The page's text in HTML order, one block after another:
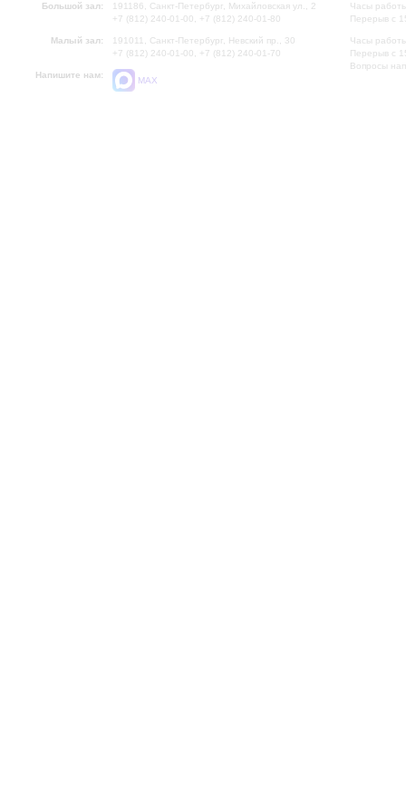
Большой зал:
191186, Санкт-Петербург, Михайловская ул., 2
+7 (812) 240-01-00, +7 (812) 240-01-80
Малый зал:
191011, Санкт-Петербург, Невский пр., 30
+7 (812) 240-01-00, +7 (812) 240-01-70
Напишите нам:
MAX
Часы
Перерыв с
Часы
Перерыв с
Вопросы